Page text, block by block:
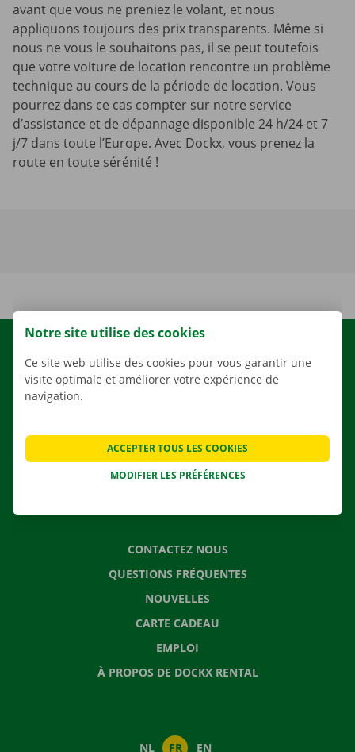
avant que vous ne preniez le volant, et nous
appliquons toujours des prix transparents. Même si
nous ne vous le souhaitons pas, il se peut toutefois
que votre voiture de location rencontre un problème
technique au cours de la période de location. Vous
pourrez dans ce cas compter sur notre service
d’assistance et de dépannage disponible 24 h/24 et 7
j/7 dans toute l’Europe. Avec Dockx, vous prenez la
route en toute sérénité !
NOS VÉHICULES
APPLI
SOLUTIONS DE DÉMÉNAGEMENT
CONTACTEZ NOUS
QUESTIONS FRÉQUENTES
NOUVELLES
CARTE CADEAU
EMPLOI
À PROPOS DE DOCKX RENTAL
NL FR EN
Notre site utilise des cookies
Ce site web utilise des cookies pour vous garantir une
visite optimale et améliorer votre expérience de
navigation.
MODIFIER LES PRÉFÉRENCES
ACCEPTER TOUS LES COOKIES